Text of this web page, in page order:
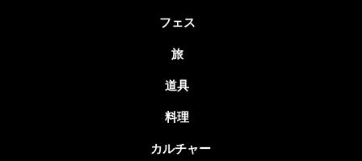
フェス
旅
道具
料理
カルチャー